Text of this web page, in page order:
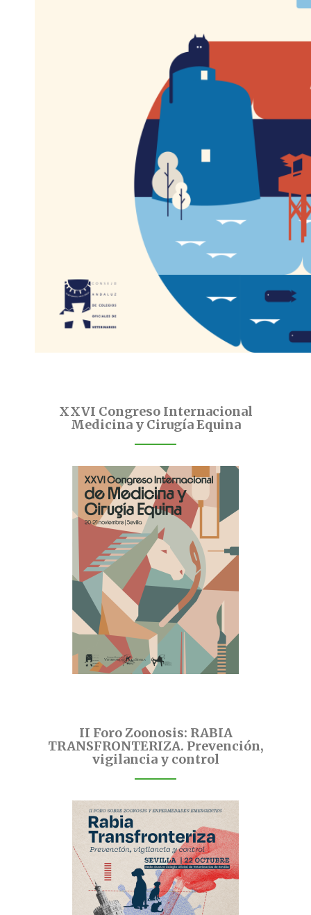
XXVI Congreso Internacional
Medicina y Cirugía Equina
II Foro Zoonosis: RABIA
TRANSFRONTERIZA. Prevención,
vigilancia y control